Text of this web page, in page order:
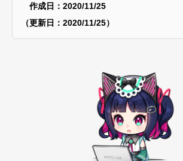
作成日：2020/11/25
（更新日：2020/11/25）